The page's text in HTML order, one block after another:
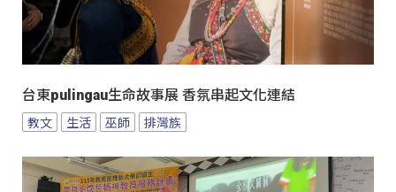
台東pulingau生命故事展 香氛串起文化連結
教文 生活 巫師 排灣族